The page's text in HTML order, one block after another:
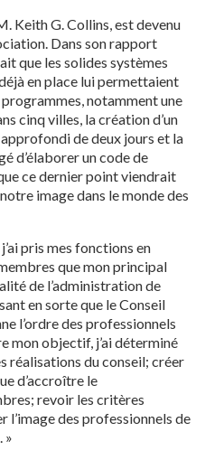
Keith G. Collins, est devenu
Dans son rapport
que les solides systèmes
en place lui permettaient
notamment une
cinq villes, la création d’un
de deux jours et la
d’élaborer un code de
ce dernier point viendrait
image dans le monde des
pris mes fonctions en
que mon principal
de l’administration de
en sorte que le Conseil
l’ordre des professionnels
mon objectif, j’ai déterminé
réalisations du conseil; créer
d’accroître le
revoir les critères
l’image des professionnels de
»